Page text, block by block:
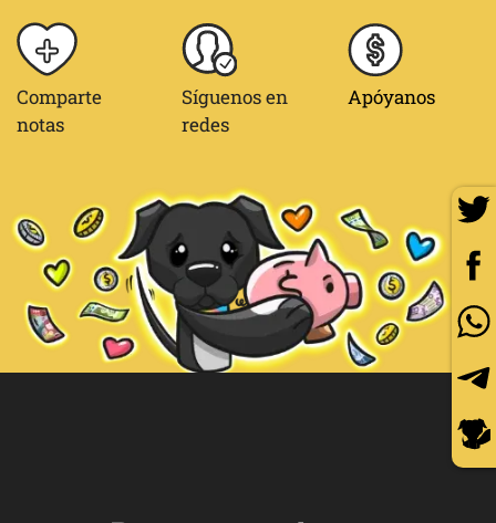
Comparte
notas
Síguenos en
redes
Apóyanos